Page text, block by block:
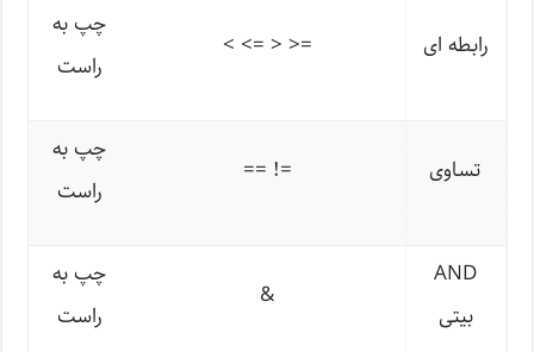
رابطه ای < <= > >=
چپ به
راست
تساوی == !=
چپ به
راست
AND
بیتی
&
چپ به
راست